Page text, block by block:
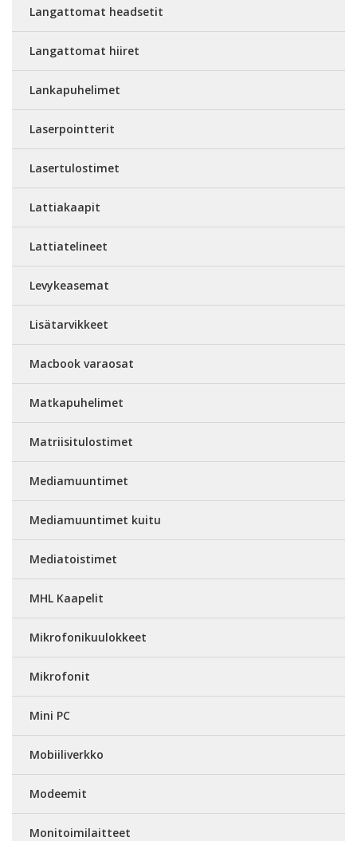
Langattomat headsetit
Langattomat hiiret
Lankapuhelimet
Laserpointterit
Lasertulostimet
Lattiakaapit
Lattiatelineet
Levykeasemat
Lisätarvikkeet
Macbook varaosat
Matkapuhelimet
Matriisitulostimet
Mediamuuntimet
Mediamuuntimet kuitu
Mediatoistimet
MHL Kaapelit
Mikrofonikuulokkeet
Mikrofonit
Mini PC
Mobiiliverkko
Modeemit
Monitoimilaitteet